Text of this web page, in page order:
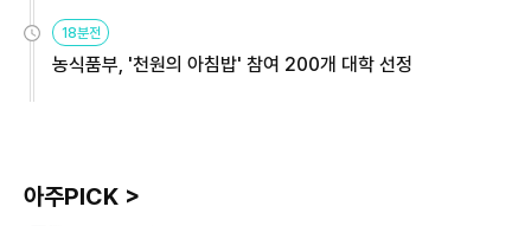
18분전
농식품부, '천원의 아침밥' 참여 200개 대학 선정
아주PICK >